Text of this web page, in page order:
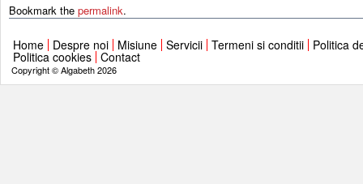
Bookmark the permalink.
Home Despre noi Misiune Servicii Termeni si conditii Politica
Politica cookies Contact
Copyright © Algabeth 2026